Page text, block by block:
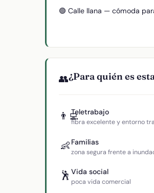
🟢 Calle llana — cómoda
👥¿Para quién es
👨‍💻Teletrabajo
fibra excelente y entorno
👶 Familias
zona segura frente a
🕺 Vida social
poca vida comercial